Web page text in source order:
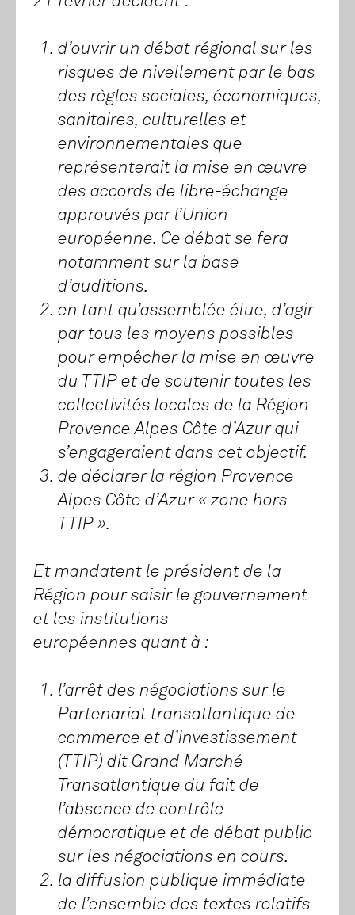
d’ouvrir un débat régional sur les
risques de nivellement par le bas
des règles sociales, économiques,
sanitaires, culturelles et
environnementales que
représenterait la mise en œuvre
des accords de libre-échange
approuvés par l’Union
européenne. Ce débat se fera
notamment sur la base
d’auditions.
en tant qu’assemblée élue, d’agir
par tous les moyens possibles
pour empêcher la mise en œuvre
du TTIP et de soutenir toutes les
collectivités locales de la Région
Provence Alpes Côte d’Azur qui
s’engageraient dans cet objectif.
de déclarer la région Provence
Alpes Côte d’Azur « zone hors
TTIP ».
Et mandatent le président de la
Région pour saisir le gouvernement
et les institutions
européennes quant à :
l’arrêt des négociations sur le
Partenariat transatlantique de
commerce et d’investissement
(TTIP) dit Grand Marché
Transatlantique du fait de
l’absence de contrôle
démocratique et de débat public
sur les négociations en cours.
la diffusion publique immédiate
de l’ensemble des textes relatifs